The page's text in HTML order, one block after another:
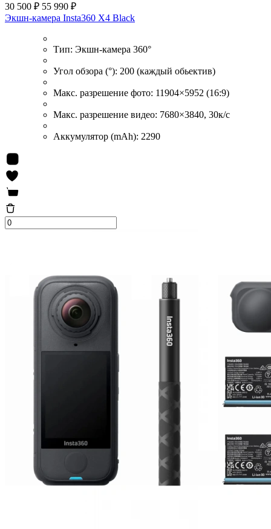
30 500 ₽ 55 990 ₽
Экшн-камера Insta360 X4 Black
Тип: Экшн-камера 360°
Угол обзора (°): 200 (каждый обьектив)
Макс. разрешение фото: 11904×5952 (16:9)
Макс. разрешение видео: 7680×3840, 30к/с
Аккумулятор (mAh): 2290